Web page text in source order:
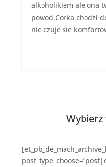
alkoholikiem ale ona
powod.Corka chodzi
nie czuje sie